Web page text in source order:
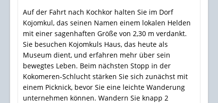
Auf der Fahrt nach Kochkor halten Sie im Dorf
Kojomkul, das seinen Namen einem lokalen Helden
mit einer sagenhaften Größe von 2,30 m verdankt.
Sie besuchen Kojomkuls Haus, das heute als
Museum dient, und erfahren mehr über sein
bewegtes Leben. Beim nächsten Stopp in der
Kokomeren-Schlucht stärken Sie sich zunächst mit
einem Picknick, bevor Sie eine leichte Wanderung
unternehmen können. Wandern Sie knapp 2